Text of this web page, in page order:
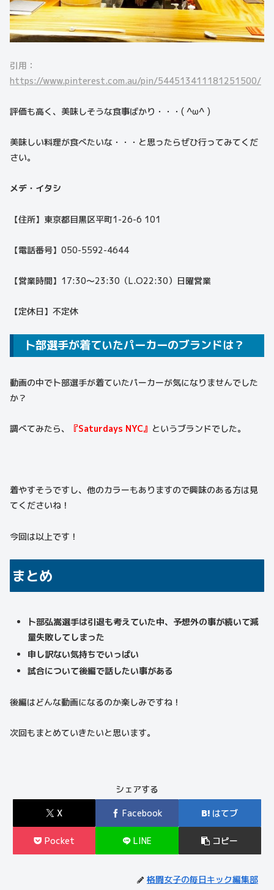
引用：
https://www.pinterest.com.au/pin/544513411181251500/
評価も高く、美味しそうな食事ばかり・・・( ^ω^ )
美味しい料理が食べたいな・・・と思ったらぜひ行ってみてくだ
さい。
メデ・イタシ
【住所】東京都目黒区平町1-26-6 101
【電話番号】050-5592-4644
【営業時間】17:30〜23:30（L.O22:30）日曜営業
【定休日】不定休
卜部選手が着ていたパーカーのブランドは？
動画の中で卜部選手が着ていたパーカーが気になりませんでした
か？
調べてみたら、 『Saturdays NYC』 というブランドでした。
着やすそうですし、他のカラーもありますので興味のある方は見
てくださいね！
今回は以上です！
まとめ
卜部弘嵩選手は引退も考えていた中、予想外の事が続いて減
量失敗してしまった
申し訳ない気持ちでいっぱい
試合について後編で話したい事がある
後編はどんな動画になるのか楽しみですね！
次回もまとめていきたいと思います。
シェアする
X Facebook はてブ
Pocket LINE コピー
格闘女子の毎日キック編集部